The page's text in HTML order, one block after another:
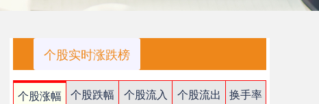
个股实时涨跌榜
个股涨幅 个股跌幅 个股流入 个股流出
换手率